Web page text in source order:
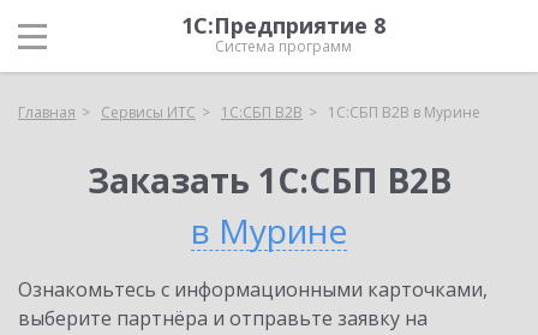
1С:Предприятие 8
Система программ
Главная Сервисы ИТС 1С:СБП B2B 1С:СБП B2B в Мурине
Заказать 1С:СБП B2B
в Мурине
Ознакомьтесь с информационными карточками,
выберите партнёра и отправьте заявку на